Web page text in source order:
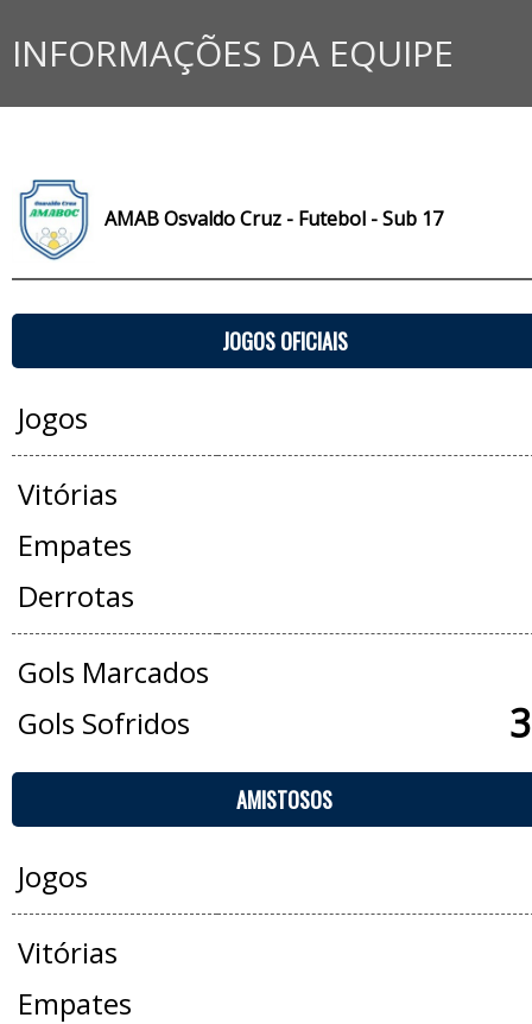
INFORMAÇÕES DA EQUIPE
AMAB Osvaldo Cruz - Futebol - Sub 17
JOGOS OFICIAIS
Jogos
Vitórias
Empates
Derrotas
Gols Marcados
Gols Sofridos
AMISTOSOS
Jogos
Vitórias
Empates